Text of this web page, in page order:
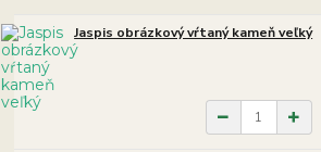
Jaspis obrázkový vŕtaný kameň veľký